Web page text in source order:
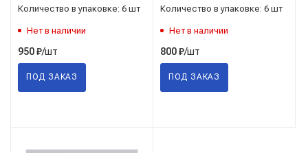
Количество в упаковке: 6 шт
Нет в наличии
950₽/шт
ПОД ЗАКАЗ
Количество в упаковке: 6 шт
Нет в наличии
800₽/шт
ПОД ЗАКАЗ